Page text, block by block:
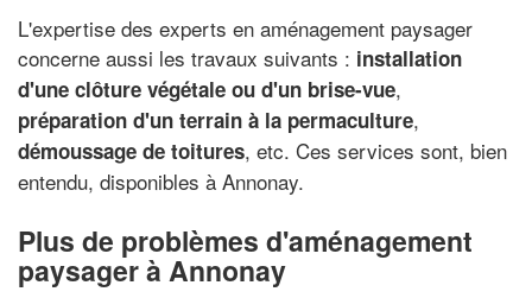
L'expertise des experts en aménagement paysager
concerne aussi les travaux suivants : installation
d'une clôture végétale ou d'un brise-vue,
préparation d'un terrain à la permaculture,
démoussage de toitures, etc. Ces services sont, bien
entendu, disponibles à Annonay.
Plus de problèmes d'aménagement
paysager à Annonay